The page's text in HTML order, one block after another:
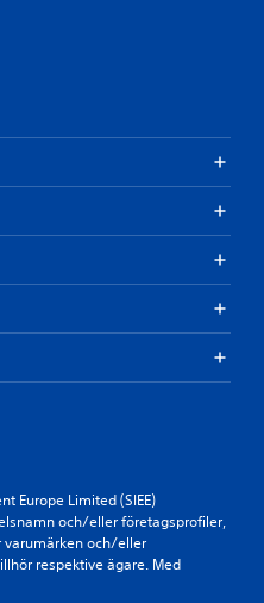
Europe Limited (SIEE)
och/eller företagsprofiler,
varumärken och/eller
respektive ägare. Med